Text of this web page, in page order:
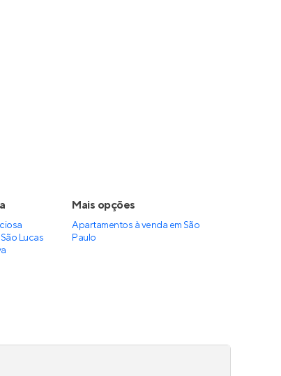
Morada Pablo Picasso